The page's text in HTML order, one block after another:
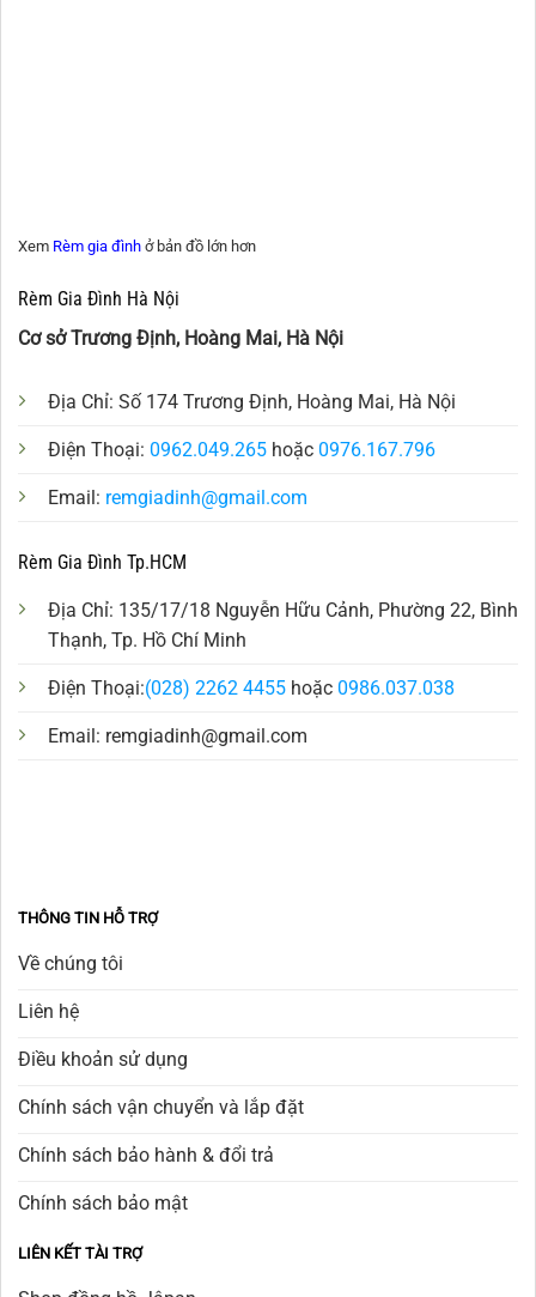
Xem Rèm gia đình ở bản đồ lớn hơn
Rèm Gia Đình Hà Nội
Cơ sở Trương Định, Hoàng Mai, Hà Nội
Địa Chỉ: Số 174 Trương Định, Hoàng Mai, Hà Nội
Điện Thoại: 0962.049.265 hoặc 0976.167.796
Email: remgiadinh@gmail.com
Rèm Gia Đình Tp.HCM
Địa Chỉ: 135/17/18 Nguyễn Hữu Cảnh, Phường 22, Bình
Thạnh, Tp. Hồ Chí Minh
Điện Thoại:(028) 2262 4455 hoặc 0986.037.038
Email: remgiadinh@gmail.com
THÔNG TIN HỖ TRỢ
Về chúng tôi
Liên hệ
Điều khoản sử dụng
Chính sách vận chuyển và lắp đặt
Chính sách bảo hành & đổi trả
Chính sách bảo mật
LIÊN KẾT TÀI TRỢ